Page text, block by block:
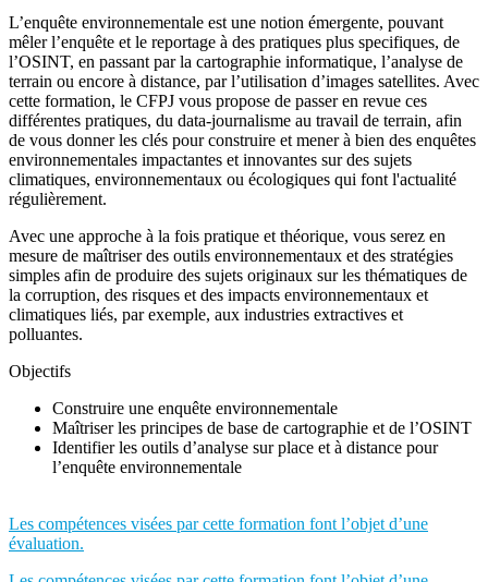
L’enquête environnementale est une notion émergente, pouvant
mêler l’enquête et le reportage à des pratiques plus specifiques, de
l’OSINT, en passant par la cartographie informatique, l’analyse de
terrain ou encore à distance, par l’utilisation d’images satellites. Avec
cette formation, le CFPJ vous propose de passer en revue ces
différentes pratiques, du data-journalisme au travail de terrain, afin
de vous donner les clés pour construire et mener à bien des enquêtes
environnementales impactantes et innovantes sur des sujets
climatiques, environnementaux ou écologiques qui font l'actualité
régulièrement.
Avec une approche à la fois pratique et théorique, vous serez en
mesure de maîtriser des outils environnementaux et des stratégies
simples afin de produire des sujets originaux sur les thématiques de
la corruption, des risques et des impacts environnementaux et
climatiques liés, par exemple, aux industries extractives et
polluantes.
Objectifs
Construire une enquête environnementale
Maîtriser les principes de base de cartographie et de l’OSINT
Identifier les outils d’analyse sur place et à distance pour
l’enquête environnementale
Les compétences visées par cette formation font l’objet d’une
évaluation.